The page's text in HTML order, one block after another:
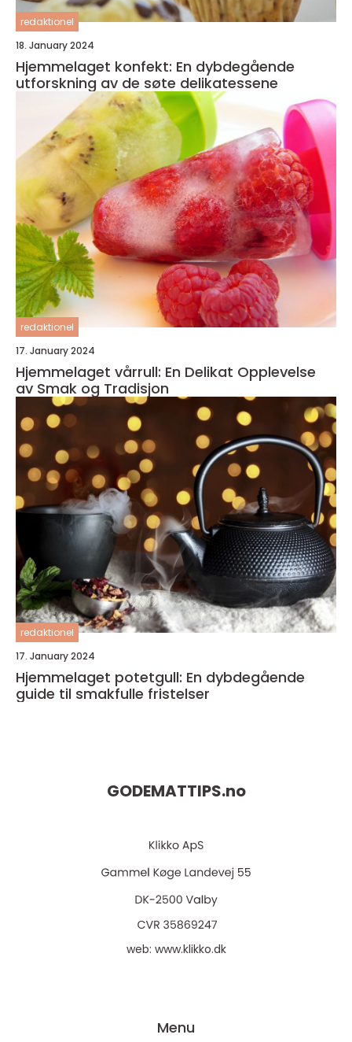
redaktionel
18. January 2024
Hjemmelaget konfekt: En dybdegående
utforskning av de søte delikatessene
redaktionel
17. January 2024
Hjemmelaget vårrull: En Delikat Opplevelse
av Smak og Tradisjon
redaktionel
17. January 2024
Hjemmelaget potetgull: En dybdegående
guide til smakfulle fristelser
GODEMATTIPS.no
web: www.klikko.dk
Menu